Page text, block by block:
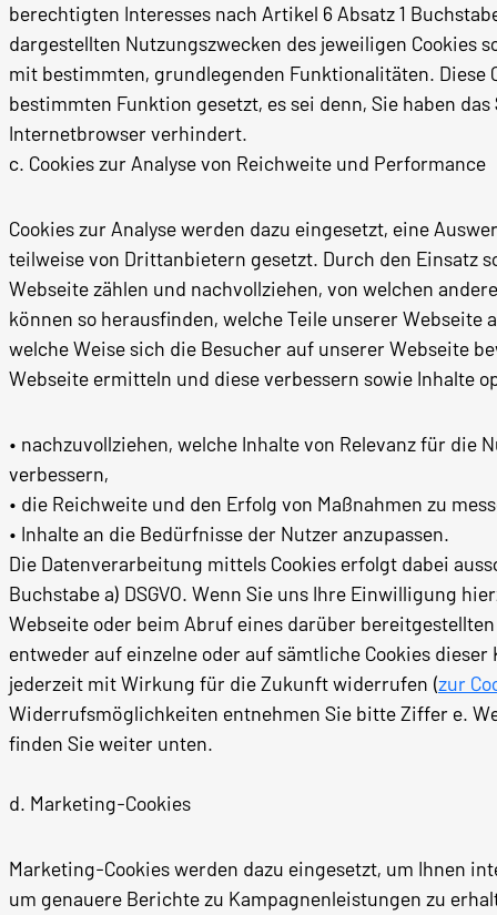
berechtigten Interesses nach Artikel 6 Absatz 1
dargestellten Nutzungszwecken des jeweiligen Cookies
mit bestimmten, grundlegenden Funktionalitäten.
bestimmten Funktion gesetzt, es sei denn, Sie haben
Internetbrowser verhindert.
c. Cookies zur Analyse von Reichweite und Performance
Cookies zur Analyse werden dazu eingesetzt, eine
teilweise von Drittanbietern gesetzt. Durch den Einsatz
Webseite zählen und nachvollziehen, von welchen
können so herausfinden, welche Teile unserer
welche Weise sich die Besucher auf unserer Webseite
Webseite ermitteln und diese verbessern sowie Inhalte
• nachzuvollziehen, welche Inhalte von Relevanz für
verbessern,
• die Reichweite und den Erfolg von Maßnahmen zu
• Inhalte an die Bedürfnisse der Nutzer anzupassen.
Die Datenverarbeitung mittels Cookies erfolgt dabei
Buchstabe a) DSGVO. Wenn Sie uns Ihre Einwilligung
Webseite oder beim Abruf eines darüber
entweder auf einzelne oder auf sämtliche Cookies
jederzeit mit Wirkung für die Zukunft widerrufen (zur
Widerrufsmöglichkeiten entnehmen Sie bitte Ziffer e.
finden Sie weiter unten.
d. Marketing-Cookies
Marketing-Cookies werden dazu eingesetzt, um Ihnen
um genauere Berichte zu Kampagnenleistungen zu